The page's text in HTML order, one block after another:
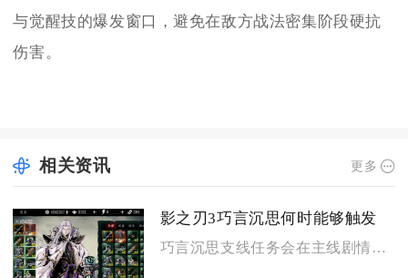
与觉醒技的爆发窗口，避免在敌方战法密集阶段硬抗
伤害。
相关资讯 更多
影之刃3巧言沉思何时能够触发
巧言沉思支线任务会在主线剧情推进至落鸦村后续的追凶路剧情节点...